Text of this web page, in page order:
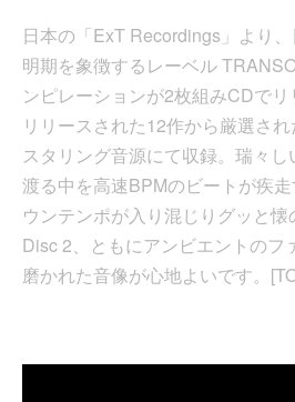
日本の「ExT Recordings」より
明期を象徴するレーベル
ンピレーションが2枚組みCDで
リリースされた12作から厳選さ
スタリング音源にて収録。瑞々
渡る中を高速BPMのビートが疾
ウンテンポが入り混じりグッと
Disc 2、ともにアンビエントのフ
磨かれた音像が心地よいです。